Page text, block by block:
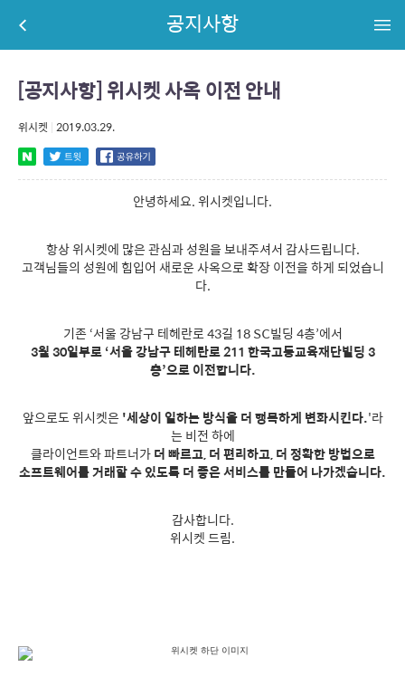
공지사항
[공지사항] 위시켓 사옥 이전 안내
위시켓 2019.03.29.
안녕하세요. 위시켓입니다.
항상 위시켓에 많은 관심과 성원을 보내주셔서 감사드립니다.
고객님들의 성원에 힘입어 새로운 사옥으로 확장 이전을 하게 되었습니
다.
기존 ‘서울 강남구 테헤란로 43길 18 SC빌딩 4층’에서
3월 30일부로 ‘서울 강남구 테헤란로 211 한국고등교육재단빌딩 3
층’으로 이전합니다.
앞으로도 위시켓은 '세상이 일하는 방식을 더 행복하게 변화시킨다.'라
는 비전 하에
클라이언트와 파트너가 더 빠르고, 더 편리하고, 더 정확한 방법으로
소프트웨어를 거래할 수 있도록 더 좋은 서비스를 만들어 나가겠습니다.
감사합니다.
위시켓 드림.